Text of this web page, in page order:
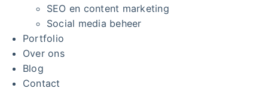
SEO en content marketing
Social media beheer
Portfolio
Over ons
Blog
Contact